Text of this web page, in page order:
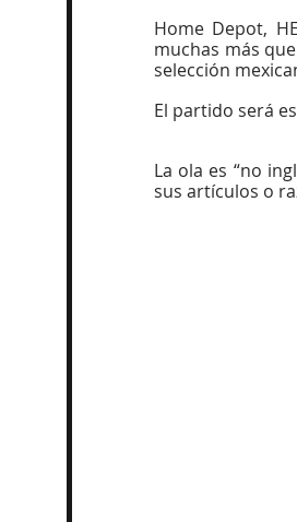
Home Depot,
muchas más
selección
El partido será
La ola es “no
sus artículos o